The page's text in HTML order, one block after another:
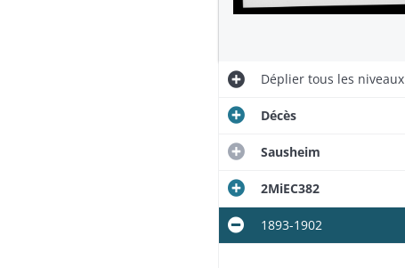
Dépliertous les niveaux
Décès
Sausheim
2MiEC382
1893-1902